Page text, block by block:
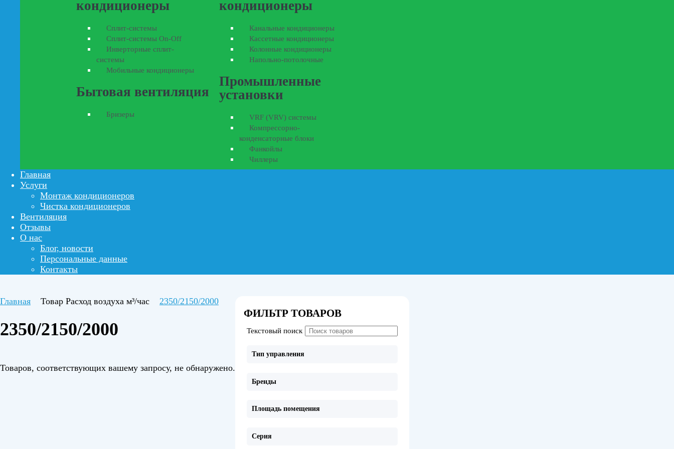
кондиционеры
Сплит-системы
Сплит-системы On-Off
Инверторные сплит-
системы
Мобильные кондиционеры
Бытовая вентиляция
Бризеры
кондиционеры
Канальные кондиционеры
Кассетные кондиционеры
Колонные кондиционеры
Напольно-потолочные
Промышленные
установки
VRF (VRV) системы
Компрессорно-
конденсаторные блоки
Фанкойлы
Чиллеры
Главная
Услуги
Монтаж кондиционеров
Чистка кондиционеров
Вентиляция
Отзывы
О нас
Блог, новости
Персональные данные
Контакты
Главная Товар Расход воздуха м³/час 2350/2150/2000
2350/2150/2000
Товаров, соответствующих вашему запросу, не обнаружено.
ФИЛЬТР ТОВАРОВ
Текстовый поиск
Тип управления
Бренды
Площадь помещения
Серия